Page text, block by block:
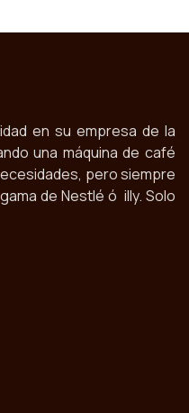
en su empresa de la
una máquina de café
pero siempre
de Nestlé ó illy. Solo